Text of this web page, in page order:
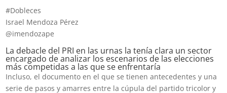
#Dobleces
Israel Mendoza Pérez
@imendozape
La debacle del PRI en las urnas la tenía clara un sector
encargado de analizar los escenarios de las elecciones
más competidas a las que se enfrentaría
Incluso, el documento en el que se tienen antecedentes y una
serie de pasos y amarres entre la cúpula del partido tricolor y